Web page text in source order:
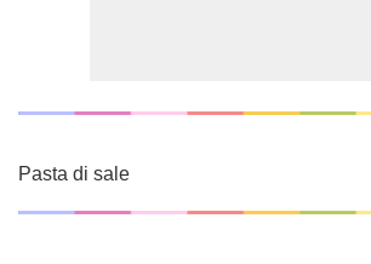
Pasta di sale